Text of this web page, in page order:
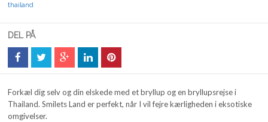
thailand
DEL PÅ
Forkæl dig selv og din elskede med et bryllup og en bryllupsrejse i
Thailand. Smilets Land er perfekt, når I vil fejre kærligheden i eksotiske
omgivelser.